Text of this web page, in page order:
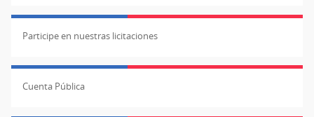
Participe en nuestras licitaciones
Cuenta Pública